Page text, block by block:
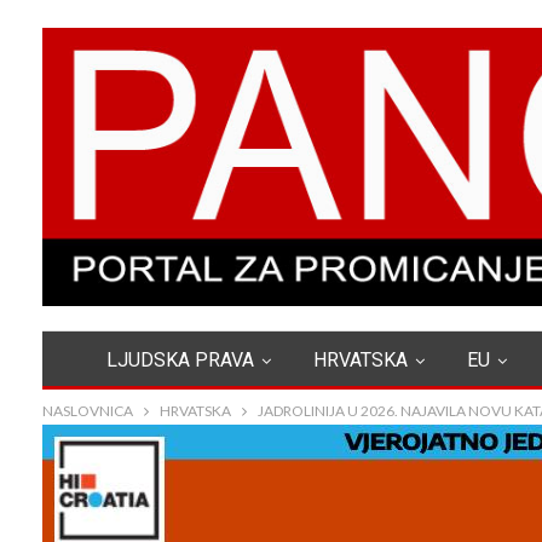
LJUDSKA PRAVA HRVATSKA EU
NASLOVNICA HRVATSKA JADROLINIJA U 2026. NAJAVILA NOVU